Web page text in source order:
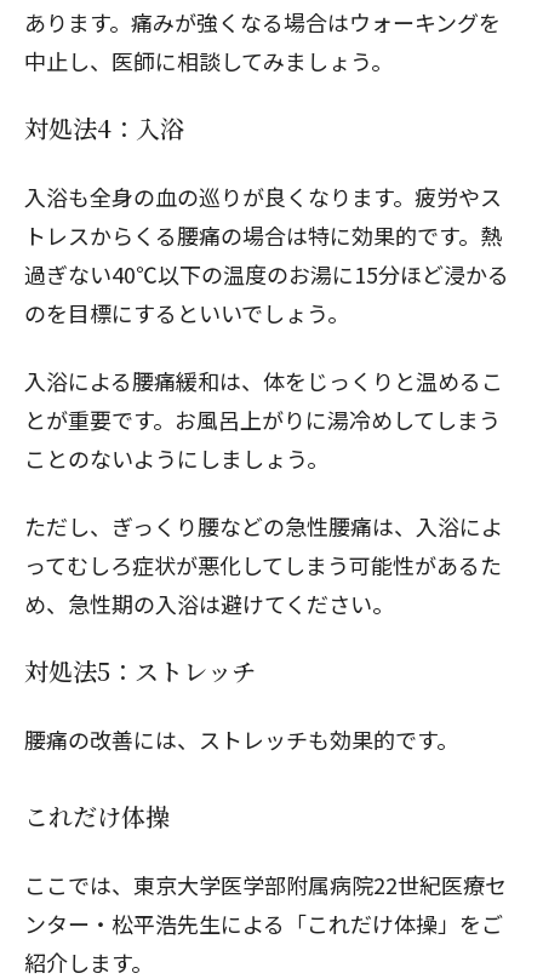
あります。痛みが強くなる場合はウォーキングを
中止し、医師に相談してみましょう。
対処法4：入浴
入浴も全身の血の巡りが良くなります。疲労やス
トレスからくる腰痛の場合は特に効果的です。熱
過ぎない40℃以下の温度のお湯に15分ほど浸かる
のを目標にするといいでしょう。
入浴による腰痛緩和は、体をじっくりと温めるこ
とが重要です。お風呂上がりに湯冷めしてしまう
ことのないようにしましょう。
ただし、ぎっくり腰などの急性腰痛は、入浴によ
ってむしろ症状が悪化してしまう可能性があるた
め、急性期の入浴は避けてください。
対処法5：ストレッチ
腰痛の改善には、ストレッチも効果的です。
これだけ体操
ここでは、東京大学医学部附属病院22世紀医療セ
ンター・松平浩先生による「これだけ体操」をご
紹介します。